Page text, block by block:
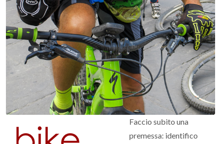
Faccio subito una
premessa: identifico